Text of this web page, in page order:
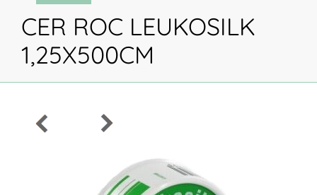
CER ROC LEUKOSILK
1,25X500CM